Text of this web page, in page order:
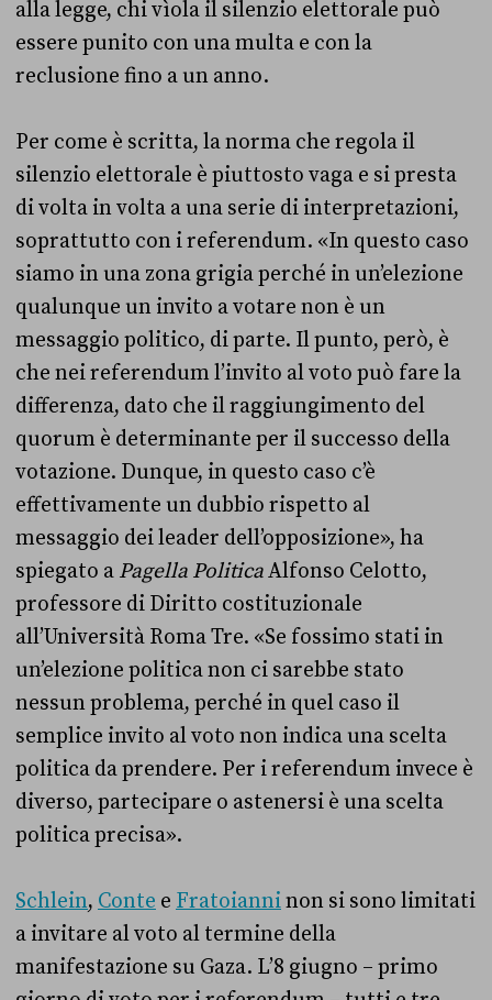
alla legge, chi vìola il silenzio elettorale può
essere punito con una multa e con la
reclusione fino a un anno.
Per come è scritta, la norma che regola il
silenzio elettorale è piuttosto vaga e si presta
di volta in volta a una serie di interpretazioni,
soprattutto con i referendum. «In questo caso
siamo in una zona grigia perché in un’elezione
qualunque un invito a votare non è un
messaggio politico, di parte. Il punto, però, è
che nei referendum l’invito al voto può fare la
differenza, dato che il raggiungimento del
quorum è determinante per il successo della
votazione. Dunque, in questo caso c’è
effettivamente un dubbio rispetto al
messaggio dei leader dell’opposizione», ha
spiegato a Pagella PoliticaAlfonso Celotto,
professore di Diritto costituzionale
all’Università Roma Tre. «Se fossimo stati in
un’elezione politica non ci sarebbe stato
nessun problema, perché in quel caso il
semplice invito al voto non indica una scelta
politica da prendere. Per i referendum invece è
diverso, partecipare o astenersi è una scelta
politica precisa».
Schlein, Conte e Fratoianninon si sono limitati
a invitare al voto al termine della
manifestazione su Gaza. L’8 giugno – primo